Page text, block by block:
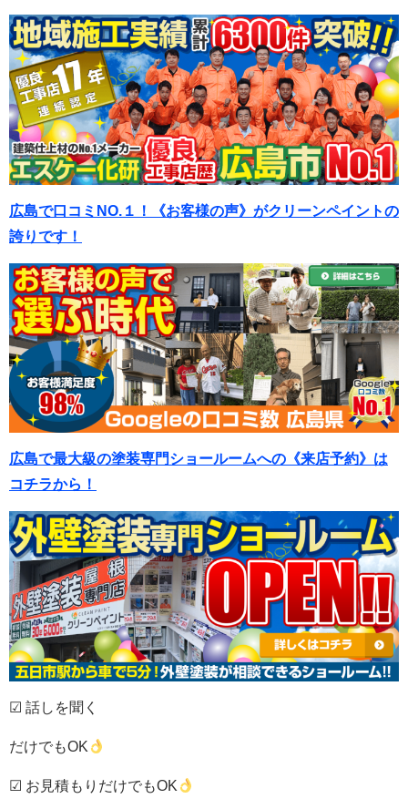
広島で口コミNO.１！《お客様の声》がクリーンペイントの
誇りです！
広島で最大級の塗装専門ショールームへの《来店予約》は
コチラから！
☑ 話しを聞く
だけでもOK
☑ お見積もりだけでもOK